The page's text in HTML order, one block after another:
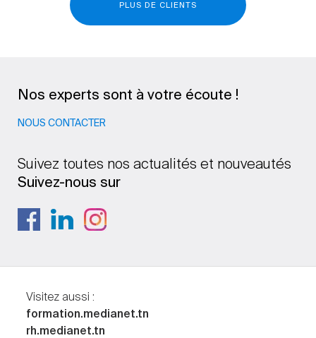
PLUS DE CLIENTS
Nos experts sont à votre écoute !
NOUS CONTACTER
Suivez toutes nos actualités et nouveautés
Suivez-nous sur
Visitez aussi :
formation.medianet.tn
rh.medianet.tn